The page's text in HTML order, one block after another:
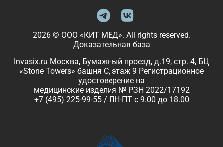
2026 © ООО «КИТ МЕД». All rights reserved.
Доказательная база
Invasix.ru Москва, Бумажный проезд, д.19, стр. 4, БЦ
«Stone Towers» башня C, этаж 9 Регистрационное
удостоверение на
медицинские изделия № РЗН 2022/17192
+7 (495) 225-99-55 / ПН-ПТ с 9.00 до 18.00